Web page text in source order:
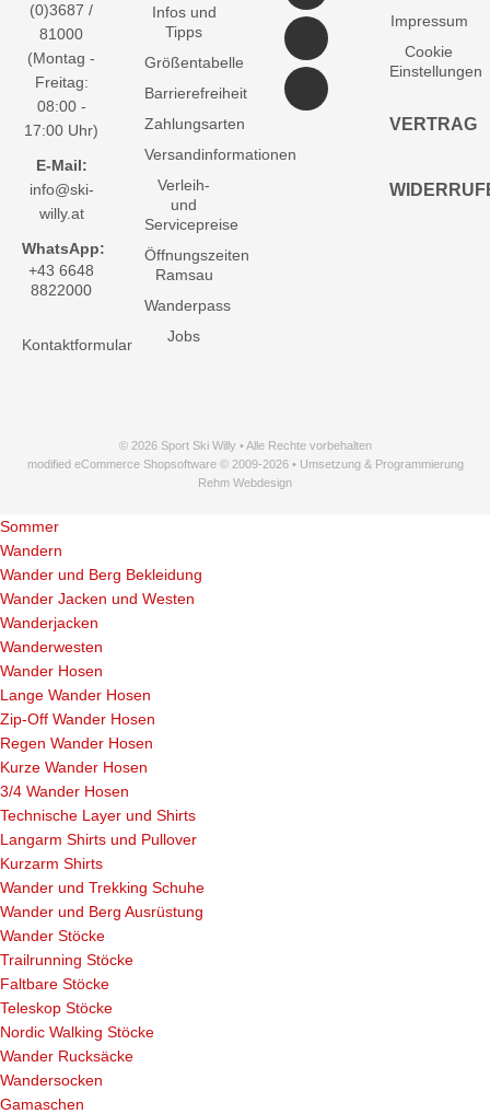
(0)3687 /
81000
(Montag -
Freitag:
08:00 -
17:00 Uhr)
E-Mail:
info@ski-
willy.at
WhatsApp:
+43 6648
8822000
Kontaktformular
Infos und
Tipps
Größentabelle
Barrierefreiheit
Zahlungsarten
Versandinformationen
Verleih-
und
Servicepreise
Öffnungszeiten
Ramsau
Wanderpass
Jobs
Impressum
Cookie
Einstellungen
VERTRAG
© 2026 Sport Ski Willy • Alle Rechte vorbehalten
modified eCommerce Shopsoftware © 2009-2026 • Umsetzung & Programmierung
Rehm Webdesign
Sommer
Wandern
Wander und Berg Bekleidung
Wander Jacken und Westen
Wanderjacken
Wanderwesten
Wander Hosen
Lange Wander Hosen
Zip-Off Wander Hosen
Regen Wander Hosen
Kurze Wander Hosen
3/4 Wander Hosen
Technische Layer und Shirts
Langarm Shirts und Pullover
Kurzarm Shirts
Wander und Trekking Schuhe
Wander und Berg Ausrüstung
Wander Stöcke
Trailrunning Stöcke
Faltbare Stöcke
Teleskop Stöcke
Nordic Walking Stöcke
Wander Rucksäcke
Wandersocken
Gamaschen